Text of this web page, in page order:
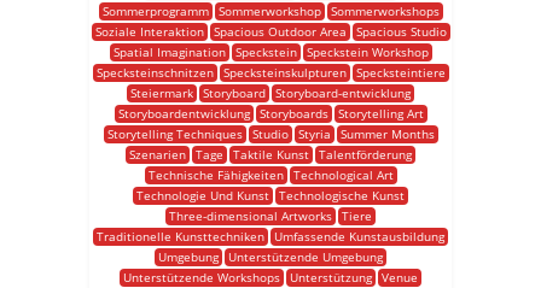
Sommerprogramm
Sommerworkshop
Sommerworkshops
Soziale Interaktion
Spacious Outdoor Area
Spacious Studio
Spatial Imagination
Speckstein
Speckstein Workshop
Specksteinschnitzen
Specksteinskulpturen
Specksteintiere
Steiermark Storyboard Storyboard-entwicklung
Storyboardentwicklung
Storyboards
Storytelling Art
Storytelling Techniques
Studio Styria
Summer Months
Szenarien Tage Taktile Kunst Talentförderung
Technische Fähigkeiten
Technological Art
Technologie Und Kunst Technologische Kunst
Three-dimensional Artworks Tiere
Traditionelle Kunsttechniken
Umfassende Kunstausbildung
Umgebung
Unterstützende Umgebung
Unterstützende Workshops
Unterstützung Venue